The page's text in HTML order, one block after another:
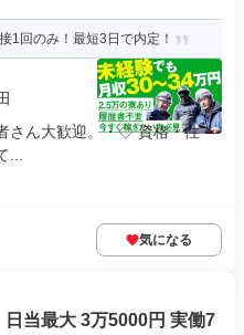
1回のみ！最短3日で内定！
さん大歓迎。・◇ 資格・性
気になる
日当最大 3万5000円 実働7